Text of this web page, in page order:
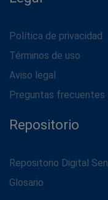
Política de privacidad
Términos de uso
Aviso legal
Preguntas frecuentes
Repositorio
Repositorio Digital
Glosario